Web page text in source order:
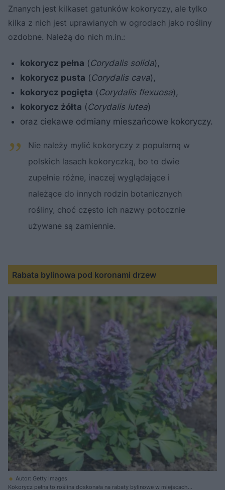
Znanych jest kilkaset gatunków kokoryczy, ale tylko
kilka z nich jest uprawianych w ogrodach jako rośliny
ozdobne. Należą do nich m.in.:
kokorycz pełna (Corydalis solida),
kokorycz pusta (Corydalis cava),
kokorycz pogięta (Corydalis flexuosa),
kokorycz żółta (Corydalis lutea)
oraz ciekawe odmiany mieszańcowe kokoryczy.
Nie należy mylić kokoryczy z popularną w
polskich lasach kokoryczką, bo to dwie
zupełnie różne, inaczej wyglądające i
należące do innych rodzin botanicznych
rośliny, choć często ich nazwy potocznie
używane są zamiennie.
Rabata bylinowa pod koronami drzew
Autor: Getty Images
Kokorycz pełna to roślina doskonała na rabaty bylinowe w miejscach